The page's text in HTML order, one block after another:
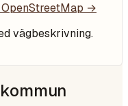
OpenStreetMap →
vägbeskrivning.